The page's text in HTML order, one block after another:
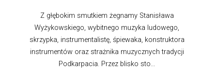
Z głębokim smutkiem żegnamy Stanisława
Wyżykowskiego, wybitnego muzyka ludowego,
skrzypka, instrumentalistę, śpiewaka, konstruktora
instrumentów oraz strażnika muzycznych tradycji
Podkarpacia. Przez blisko sto...